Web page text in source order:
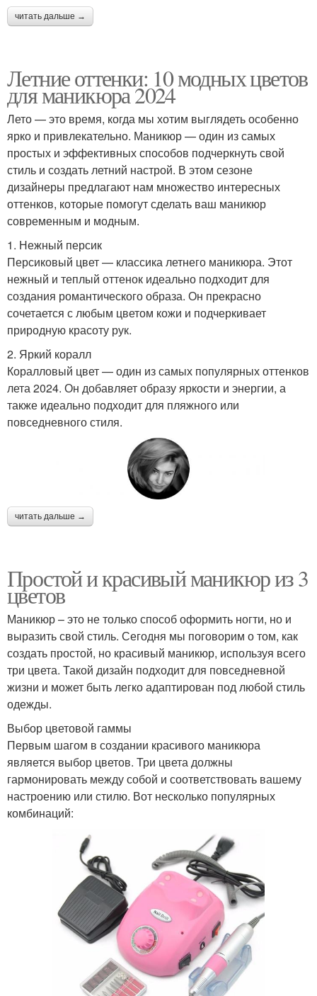
читать дальше →
Летние оттенки: 10 модных цветов
для маникюра 2024
Лето — это время, когда мы хотим выглядеть особенно
ярко и привлекательно. Маникюр — один из самых
простых и эффективных способов подчеркнуть свой
стиль и создать летний настрой. В этом сезоне
дизайнеры предлагают нам множество интересных
оттенков, которые помогут сделать ваш маникюр
современным и модным.
1. Нежный персик
Персиковый цвет — классика летнего маникюра. Этот
нежный и теплый оттенок идеально подходит для
создания романтического образа. Он прекрасно
сочетается с любым цветом кожи и подчеркивает
природную красоту рук.
2. Яркий коралл
Коралловый цвет — один из самых популярных оттенков
лета 2024. Он добавляет образу яркости и энергии, а
также идеально подходит для пляжного или
повседневного стиля.
читать дальше →
Простой и красивый маникюр из 3
цветов
Маникюр – это не только способ оформить ногти, но и
выразить свой стиль. Сегодня мы поговорим о том, как
создать простой, но красивый маникюр, используя всего
три цвета. Такой дизайн подходит для повседневной
жизни и может быть легко адаптирован под любой стиль
одежды.
Выбор цветовой гаммы
Первым шагом в создании красивого маникюра
является выбор цветов. Три цвета должны
гармонировать между собой и соответствовать вашему
настроению или стилю. Вот несколько популярных
комбинаций: